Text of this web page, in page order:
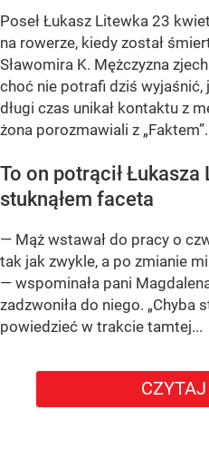
Poseł Łukasz Litewka 23
na rowerze, kiedy został
Sławomira K. Mężczyzna
choć nie potrafi dziś wyjaśnić,
długi czas unikał kontaktu z
żona porozmawiali z „Faktem”.
To on potrącił Łukasza
stuknąłem faceta
— Mąż wstawał do pracy o
tak jak zwykle, a po zmianie
— wspominała pani
zadzwoniła do niego. „Chyba
powiedzieć w trakcie tamtej...